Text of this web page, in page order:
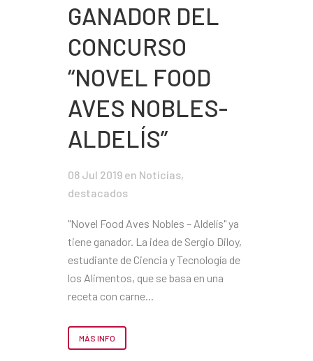
GANADOR DEL
CONCURSO
“NOVEL FOOD
AVES NOBLES-
ALDELÍS”
08 Jul 2019 en Noticias,
destacados
"Novel Food Aves Nobles – Aldelís" ya
tiene ganador. La idea de Sergio Diloy,
estudiante de Ciencia y Tecnología de
los Alimentos, que se basa en una
receta con carne...
MÁS INFO